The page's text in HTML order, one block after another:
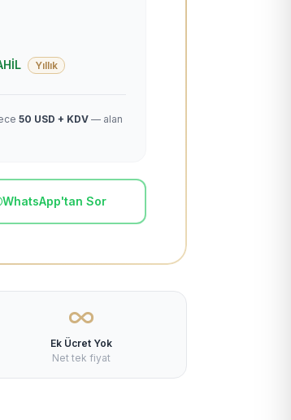
Yıllık
50 USD + KDV — alan
WhatsApp'tan Sor
Ek Ücret Yok
Net tek fiyat